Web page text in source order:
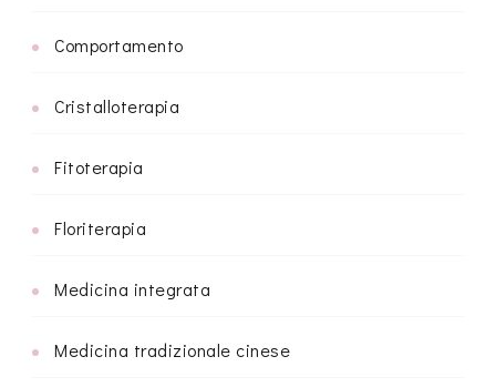
Comportamento
Cristalloterapia
Fitoterapia
Floriterapia
Medicina integrata
Medicina tradizionale cinese